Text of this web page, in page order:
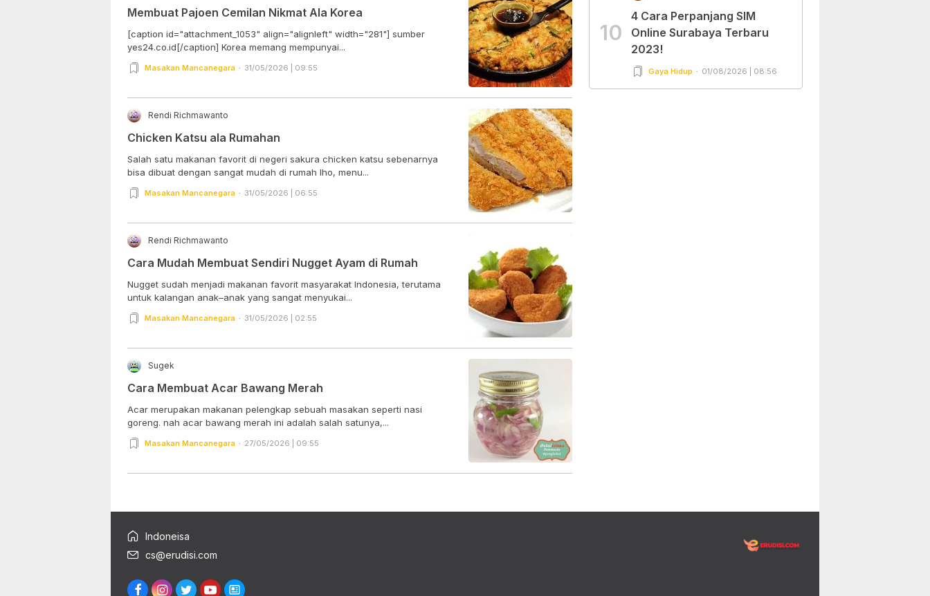
Membuat Pajoen Cemilan Nikmat Ala Korea
[caption id="attachment_1053" align="alignleft" width="281"] sumber
yes24.co.id[/caption] Korea memang mempunyai...
Masakan Mancanegara 31/05/2026 | 09:55
Rendi Richmawanto
Chicken Katsu ala Rumahan
Salah satu makanan favorit di negeri sakura chicken katsu sebenarnya
bisa dibuat dengan sangat mudah di rumah lho, menu...
Masakan Mancanegara 31/05/2026 | 06:55
Rendi Richmawanto
Cara Mudah Membuat Sendiri Nugget Ayam di Rumah
Nugget sudah menjadi makanan favorit masyarakat Indonesia, terutama
untuk kalangan anak–anak yang sangat menyukai...
Masakan Mancanegara 31/05/2026 | 02:55
Sugek
Cara Membuat Acar Bawang Merah
Acar merupakan makanan pelengkap sebuah masakan seperti nasi
goreng. nah acar bawang merah ini adalah salah satunya,...
Masakan Mancanegara 27/05/2026 | 09:55
10
4 Cara Perpanjang SIM
Online Surabaya Terbaru
2023!
Gaya Hidup 01/08/2026 | 08:56
Indoneisa
cs@erudisi.com